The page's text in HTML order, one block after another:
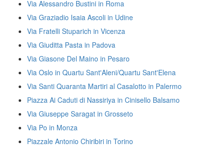
Via Alessandro Bustini in Roma
Via Graziadio Isaia Ascoli in Udine
Via Fratelli Stuparich in Vicenza
Via Giuditta Pasta in Padova
Via Giasone Del Maino in Pesaro
Via Oslo in Quartu Sant'Aleni/Quartu Sant'Elena
Via Santi Quaranta Martiri al Casalotto in Palermo
Piazza Ai Caduti di Nassiriya in Cinisello Balsamo
Via Giuseppe Saragat in Grosseto
Via Po in Monza
Piazzale Antonio Chiribiri in Torino